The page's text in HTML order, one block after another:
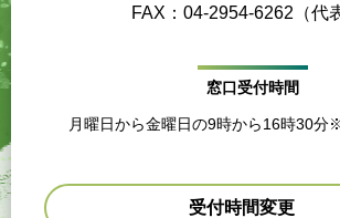
FAX：04-2954-6262（代
窓口受付時間
月曜日から金曜日の9時から16時30分
受付時間変更